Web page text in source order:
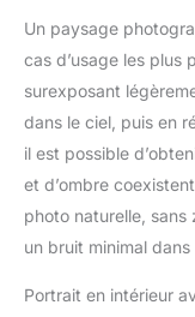
Un paysage
cas d’usage les plus
surexposant
dans le ciel, puis en
il est possible
et d’ombre
photo naturelle, sans
un bruit minimal
Portrait en intérieur